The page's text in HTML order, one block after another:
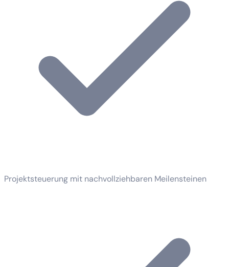
Projektsteuerung mit nachvollziehbaren Meilensteinen